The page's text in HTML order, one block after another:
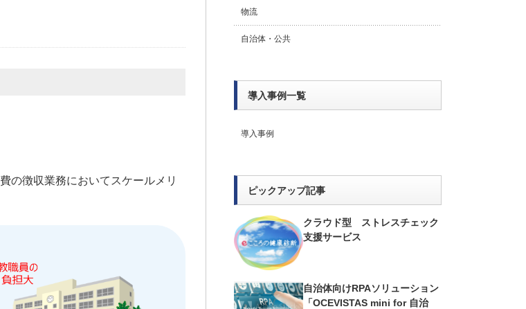
の徴収業務においてスケールメリ
物流
自治体・公共
導入事例一覧
導入事例
ピックアップ記事
クラウド型 ストレスチェック
支援サービス
自治体向けRPAソリューション
「OCEVISTAS mini for 自治